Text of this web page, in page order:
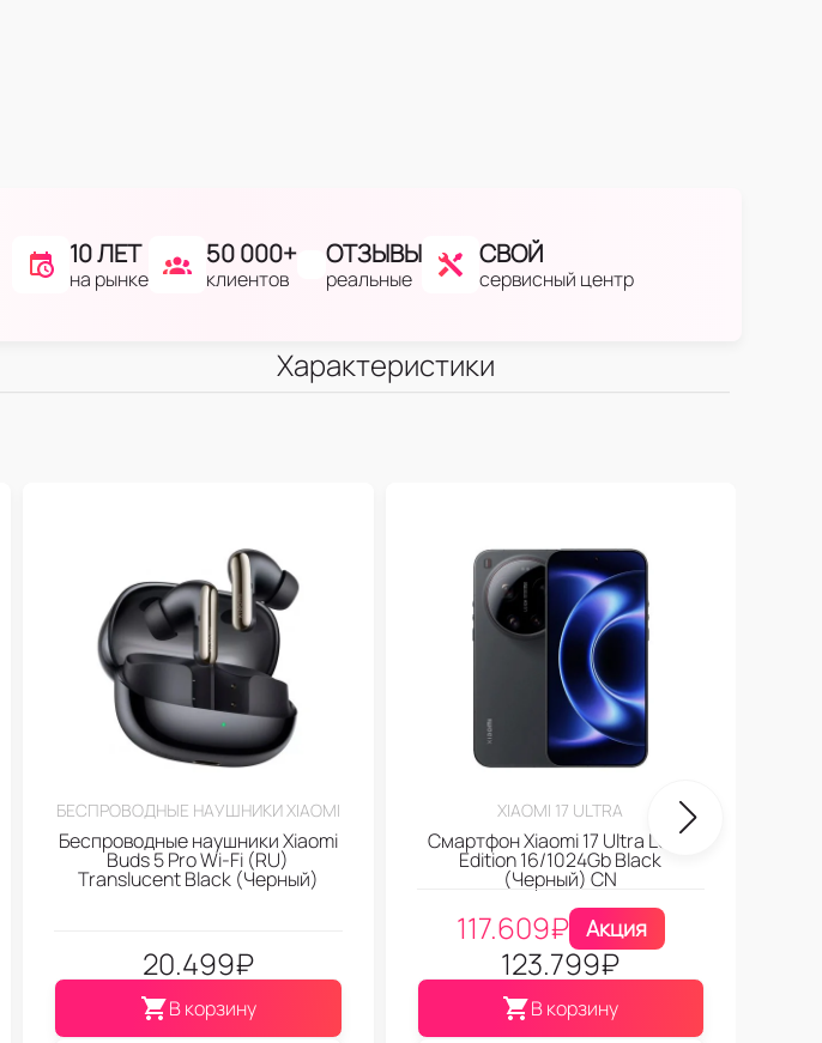
10 ЛЕТ
на рынке
50 000+
клиентов
ОТЗЫВЫ
реальные
СВОЙ
сервисный центр
Характеристики
БЕСПРОВОДНЫЕ НАУШНИКИ XIAOMI
Беспроводные наушники Xiaomi
Buds 5 Pro Wi-Fi (RU)
Translucent Black (Черный)
20.499₽
В корзину
XIAOMI 17 ULTRA
Смартфон Xiaomi 17 Ultra Leica
Edition 16/1024Gb Black
(Черный) CN
117.609₽ Акция
123.799₽
В корзину